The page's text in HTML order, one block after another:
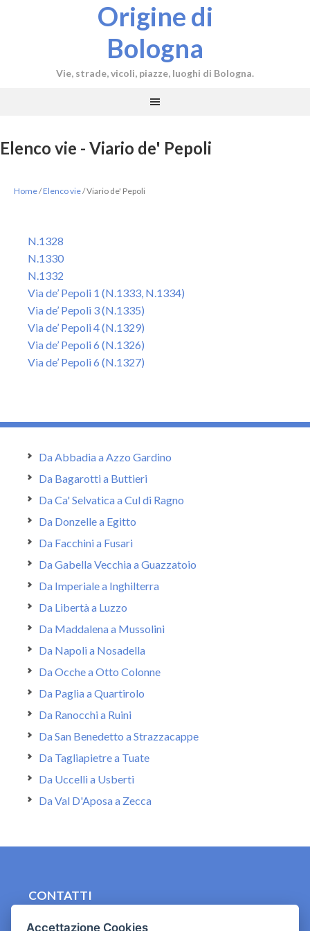
Origine di
Bologna
Vie, strade, vicoli, piazze, luoghi di Bologna.
Elenco vie - Viario de' Pepoli
Home/Elenco vie/Viario de' Pepoli
N.1328
N.1330
N.1332
Via de’ Pepoli 1 (N.1333, N.1334)
Via de’ Pepoli 3 (N.1335)
Via de’ Pepoli 4 (N.1329)
Via de’ Pepoli 6 (N.1326)
Via de’ Pepoli 6 (N.1327)
Da Abbadia a Azzo Gardino
Da Bagarotti a Buttieri
Da Ca' Selvatica a Cul di Ragno
Da Donzelle a Egitto
Da Facchini a Fusari
Da Gabella Vecchia a Guazzatoio
Da Imperiale a Inghilterra
Da Libertà a Luzzo
Da Maddalena a Mussolini
Da Napoli a Nosadella
Da Ocche a Otto Colonne
Da Paglia a Quartirolo
Da Ranocchi a Ruini
Da San Benedetto a Strazzacappe
Da Tagliapietre a Tuate
Da Uccelli a Usberti
Da Val D'Aposa a Zecca
CONTATTI
Accettazione Cookies